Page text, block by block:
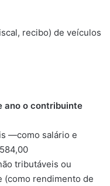
recibo) de veículos
ano o contribuinte
—como salário e
tributáveis ou
(como rendimento de